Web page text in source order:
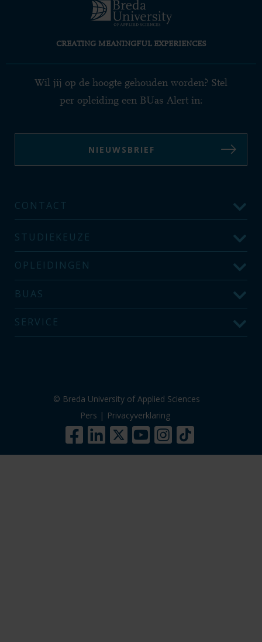
CREATING MEANINGFUL EXPERIENCES
Wil jij op de hoogte gehouden worden? Stel
per opleiding een BUas Alert in:
NIEUWSBRIEF
CONTACT
STUDIEKEUZE
OPLEIDINGEN
BUAS
SERVICE
© Breda University of Applied Sciences
Pers | Privacyverklaring